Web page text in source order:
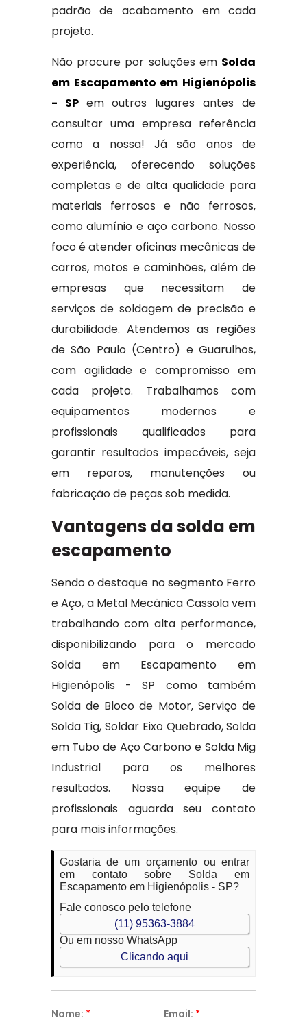
padrão de acabamento em cada
projeto.
Não procure por soluções em Solda
em Escapamento em Higienópolis
- SP em outros lugares antes de
consultar uma empresa referência
como a nossa! Já são anos de
experiência, oferecendo soluções
completas e de alta qualidade para
materiais ferrosos e não ferrosos,
como alumínio e aço carbono. Nosso
foco é atender oficinas mecânicas de
carros, motos e caminhões, além de
empresas que necessitam de
serviços de soldagem de precisão e
durabilidade. Atendemos as regiões
de São Paulo (Centro) e Guarulhos,
com agilidade e compromisso em
cada projeto. Trabalhamos com
equipamentos modernos e
profissionais qualificados para
garantir resultados impecáveis, seja
em reparos, manutenções ou
fabricação de peças sob medida.
Vantagens da solda em
escapamento
Sendo o destaque no segmento Ferro
e Aço, a Metal Mecânica Cassola vem
trabalhando com alta performance,
disponibilizando para o mercado
Solda em Escapamento em
Higienópolis - SP como também
Solda de Bloco de Motor, Serviço de
Solda Tig, Soldar Eixo Quebrado, Solda
em Tubo de Aço Carbono e Solda Mig
Industrial para os melhores
resultados. Nossa equipe de
profissionais aguarda seu contato
para mais informações.
Gostaria de um orçamento ou entrar
em contato sobre Solda em
Escapamento em Higienópolis - SP?
Fale conosco pelo telefone
(11) 95363-3884
Ou em nosso WhatsApp
Clicando aqui
Nome: * Email: *